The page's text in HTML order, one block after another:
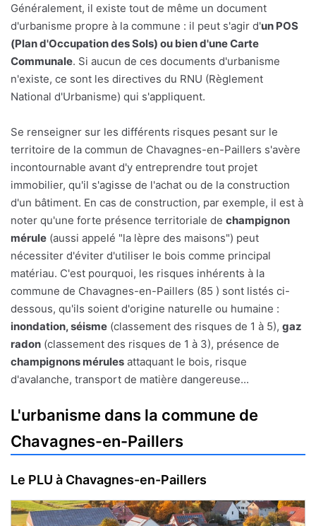
Généralement, il existe tout de même un document
d'urbanisme propre à la commune : il peut s'agir d'un POS
(Plan d'Occupation des Sols) ou bien d'une Carte
Communale. Si aucun de ces documents d'urbanisme
n'existe, ce sont les directives du RNU (Règlement
National d'Urbanisme) qui s'appliquent.
Se renseigner sur les différents risques pesant sur le
territoire de la commun de Chavagnes-en-Paillers s'avère
incontournable avant d'y entreprendre tout projet
immobilier, qu'il s'agisse de l'achat ou de la construction
d'un bâtiment. En cas de construction, par exemple, il est à
noter qu'une forte présence territoriale de champignon
mérule (aussi appelé "la lèpre des maisons") peut
nécessiter d'éviter d'utiliser le bois comme principal
matériau. C'est pourquoi, les risques inhérents à la
commune de Chavagnes-en-Paillers (85 ) sont listés ci-
dessous, qu'ils soient d'origine naturelle ou humaine :
inondation, séisme (classement des risques de 1 à 5), gaz
radon (classement des risques de 1 à 3), présence de
champignons mérules attaquant le bois, risque
d'avalanche, transport de matière dangereuse...
L'urbanisme dans la commune de
Chavagnes-en-Paillers
Le PLU à Chavagnes-en-Paillers